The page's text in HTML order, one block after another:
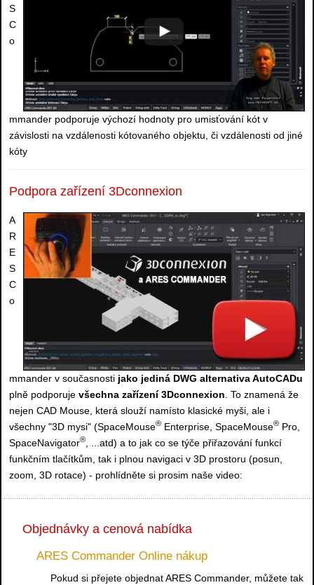
S
C
o
mmander podporuje výchozí hodnoty pro umisťování kót v
závislosti na vzdálenosti kótovaného objektu, či vzdálenosti od jiné
kóty
Podpora zařízení 3Dconnexion
A
R
E
S
C
o
mmander v současnosti jako jediná DWG alternativa AutoCADu
plně podporuje všechna zařízení 3Dconnexion . To znamená že
nejen CAD Mouse, která slouží namísto klasické myši, ale i
všechny "3D mysi" (SpaceMouse® Enterprise, SpaceMouse® Pro,
SpaceNavigator®
, ...atd) a to jak co se týče přiřazování funkcí
funkčním tlačítkům, tak i plnou navigaci v 3D prostoru (posun,
zoom, 3D rotace) - prohlídněte si prosim naše video:
Objednávky a cenová nabídka
ARES Commander Online nákup
Pokud si přejete objednat ARES Commander, můžete tak